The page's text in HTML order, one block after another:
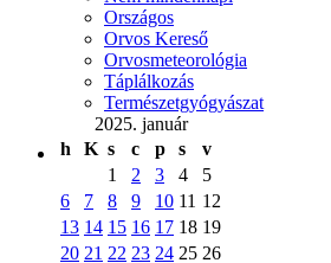
Országos
Orvos Kereső
Orvosmeteorológia
Táplálkozás
Természetgyógyászat
2025. január
h
K s c p s
v
1
2 3 4
5
6
7 8 9 10 11 12
13 14 15 16 17 18 19
20 21 22 23 24 25 26